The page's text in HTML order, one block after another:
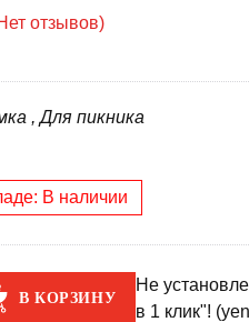
отзывов)
, Для пикника
В наличии
В КОРЗИНУ
Не
в 1 клик"!